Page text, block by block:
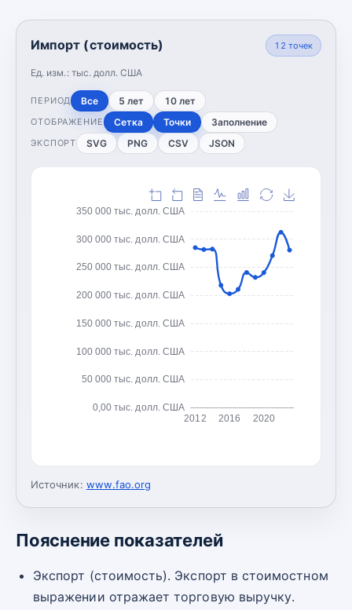
Импорт (стоимость)
Ед. изм.: тыс. долл. США
12 точек
ПЕРИОД Все 5 лет 10 лет
ОТОБРАЖЕНИЕ Сетка Точки Заполнение
ЭКСПОРТ SVG PNG CSV JSON
0,00 тыс. долл. США
50 000 тыс. долл. США
100 000 тыс. долл. США
150 000 тыс. долл. США
200 000 тыс. долл. США
250 000 тыс. долл. США
300 000 тыс. долл. США
350 000 тыс. долл. США
2012 2016 2020
Источник: www.fao.org
Пояснение показателей
Экспорт (стоимость). Экспорт в стоимостном
выражении отражает торговую выручку.